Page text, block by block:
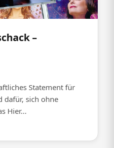
–
Statement für
dafür, sich ohne
Hier...